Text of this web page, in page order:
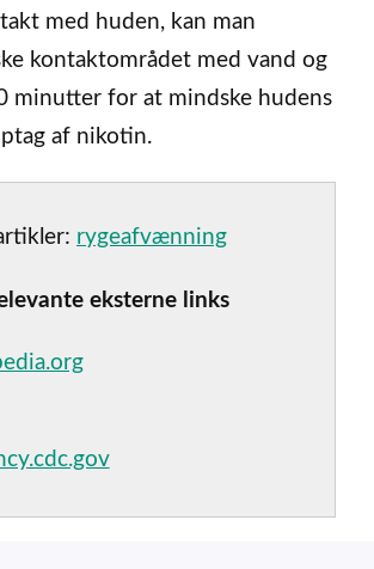
med huden, kan man
kontaktområdet med vand og
minutter for at mindske hudens
af nikotin.
rygeafvænning
eksterne links